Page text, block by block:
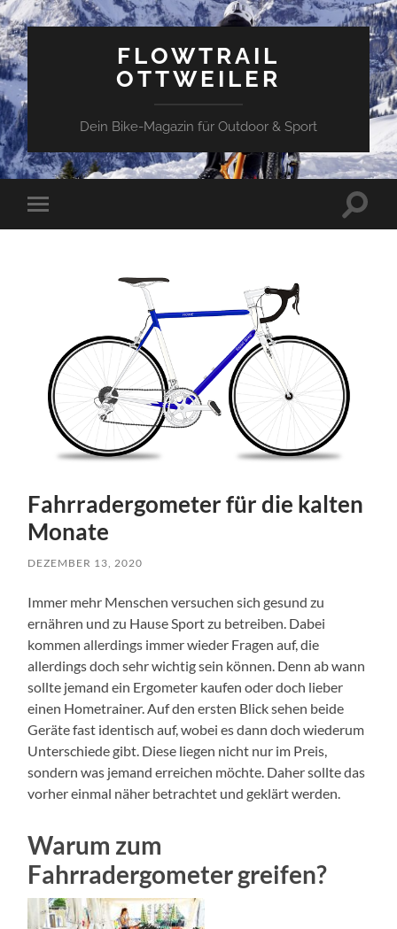
FLOWTRAIL
OTTWEILER
Dein Bike-Magazin für Outdoor & Sport
Toggle
mobile
Toggle
Fahrradergometer für die kalten
Monate
DEZEMBER 13, 2020
Immer mehr Menschen versuchen sich gesund zu
ernähren und zu Hause Sport zu betreiben. Dabei
kommen allerdings immer wieder Fragen auf, die
allerdings doch sehr wichtig sein können. Denn ab wann
sollte jemand ein Ergometer kaufen oder doch lieber
einen Hometrainer. Auf den ersten Blick sehen beide
Geräte fast identisch auf, wobei es dann doch wiederum
Unterschiede gibt. Diese liegen nicht nur im Preis,
sondern was jemand erreichen möchte. Daher sollte das
vorher einmal näher betrachtet und geklärt werden.
Warum zum
Fahrradergometer greifen?